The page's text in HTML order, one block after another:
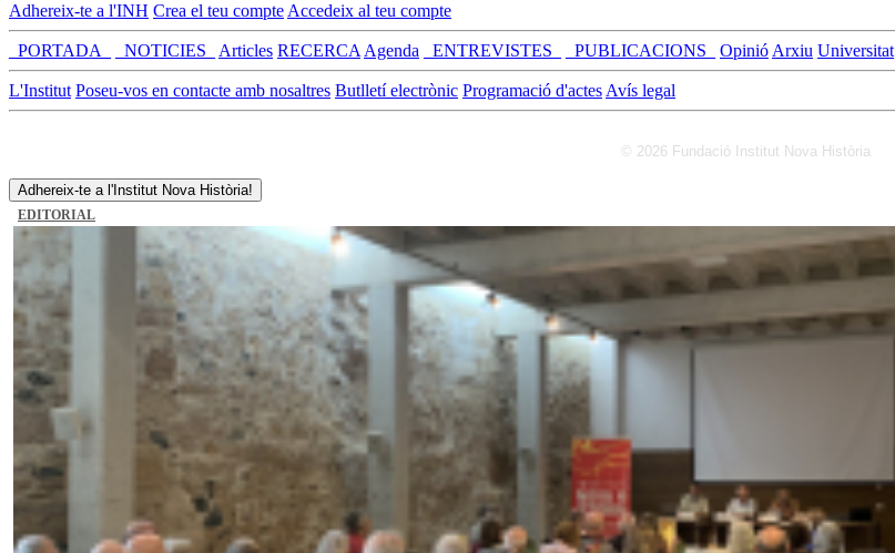
Adhereix-te a l'INH Crea el teu compte Accedeix al teu compte
_PORTADA_ _NOTICIES_ Articles RECERCA Agenda _ENTREVISTES_ _PUBLICACIONS_ Opinió Arxiu Universitat
L'Institut Poseu-vos en contacte amb nosaltres Butlletí electrònic Programació d'actes Avís legal
© 2026 Fundació Institut Nova Història
Adhereix-te a l'Institut Nova Història!
EDITORIAL